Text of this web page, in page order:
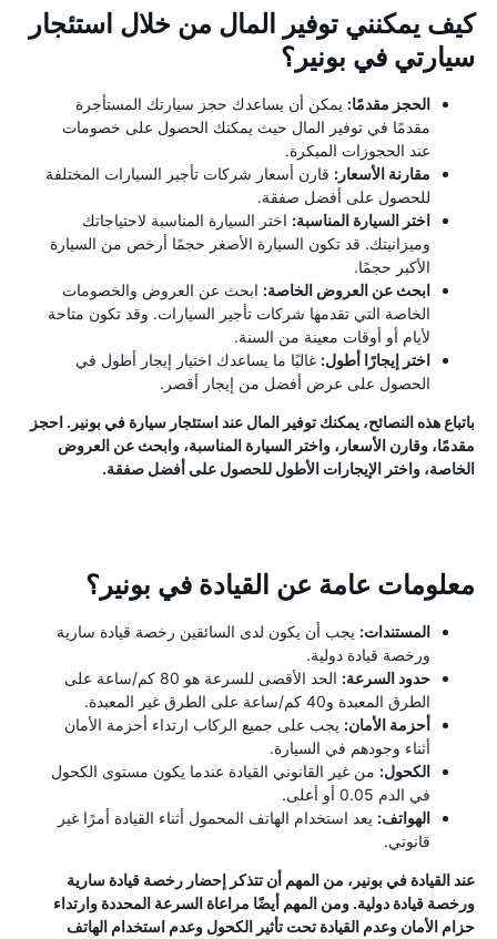
كيف يمكنني توفير المال من خلال استئجار
سيارتي في بونير؟
الحجز مقدمًا: يمكن أن يساعدك حجز سيارتك المستأجرة
مقدمًا في توفير المال حيث يمكنك الحصول على خصومات
عند الحجوزات المبكرة.
مقارنة الأسعار: قارن أسعار شركات تأجير السيارات المختلفة
للحصول على أفضل صفقة.
اختر السيارة المناسبة: اختر السيارة المناسبة لاحتياجاتك
وميزانيتك. قد تكون السيارة الأصغر حجمًا أرخص من السيارة
الأكبر حجمًا.
ابحث عن العروض الخاصة: ابحث عن العروض والخصومات
الخاصة التي تقدمها شركات تأجير السيارات. وقد تكون متاحة
لأيام أو أوقات معينة من السنة.
اختر إيجارًا أطول: غالبًا ما يساعدك اختيار إيجار أطول في
الحصول على عرض أفضل من إيجار أقصر.
باتباع هذه النصائح، يمكنك توفير المال عند استئجار سيارة في بونير. احجز
مقدمًا، وقارن الأسعار، واختر السيارة المناسبة، وابحث عن العروض
الخاصة، واختر الإيجارات الأطول للحصول على أفضل صفقة.
معلومات عامة عن القيادة في بونير؟
المستندات: يجب أن يكون لدى السائقين رخصة قيادة سارية
ورخصة قيادة دولية.
حدود السرعة:
الحد الأقصى للسرعة هو 80 كم/ساعة على
الطرق المعبدة و40 كم/ساعة على الطرق غير المعبدة.
أحزمة الأمان: يجب على جميع الركاب ارتداء أحزمة الأمان
أثناء وجودهم في السيارة.
الكحول: من غير القانوني القيادة عندما يكون مستوى الكحول
في الدم 0.05 أو أعلى.
الهواتف: يعد استخدام الهاتف المحمول أثناء القيادة أمرًا غير
قانوني.
عند القيادة في بونير، من المهم أن تتذكر إحضار رخصة قيادة سارية
ورخصة قيادة دولية. ومن المهم أيضًا مراعاة السرعة المحددة وارتداء
حزام الأمان وعدم القيادة تحت تأثير الكحول وعدم استخدام الهاتف